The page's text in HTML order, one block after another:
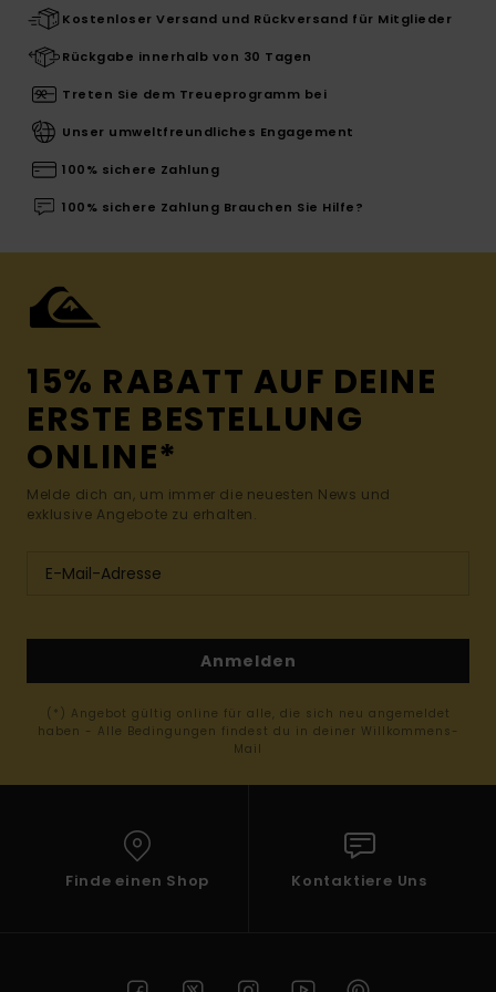
Kostenloser Versand und Rückversand für Mitglieder
Rückgabe innerhalb von 30 Tagen
Treten Sie dem Treueprogramm bei
Unser umweltfreundliches Engagement
100% sichere Zahlung
100% sichere Zahlung Brauchen Sie Hilfe?
15% RABATT AUF DEINE
ERSTE BESTELLUNG
ONLINE*
Melde dich an, um immer die neuesten News und
exklusive Angebote zu erhalten.
Anmelden
(*) Angebot gültig online für alle, die sich neu angemeldet
haben - Alle Bedingungen findest du in deiner Willkommens-
Mail
Finde einen Shop Kontaktiere Uns